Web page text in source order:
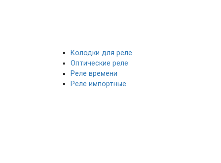
Колодки для реле
Оптические реле
Реле времени
Реле импортные